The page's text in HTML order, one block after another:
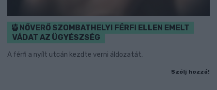
NŐVERŐ SZOMBATHELYI FÉRFI ELLEN EMELT
VÁDAT AZ ÜGYÉSZSÉG
A férfi a nyílt utcán kezdte verni áldozatát.
Szólj hozzá!